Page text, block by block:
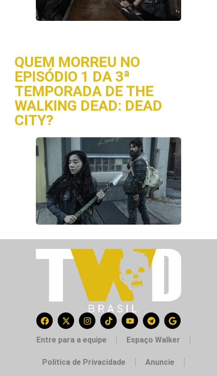
QUEM MORREU NO
EPISÓDIO 1 DA 3ª
TEMPORADA DE THE
WALKING DEAD: DEAD
CITY?
Entre para a equipe Espaço Walker
Política de Privacidade Anuncie